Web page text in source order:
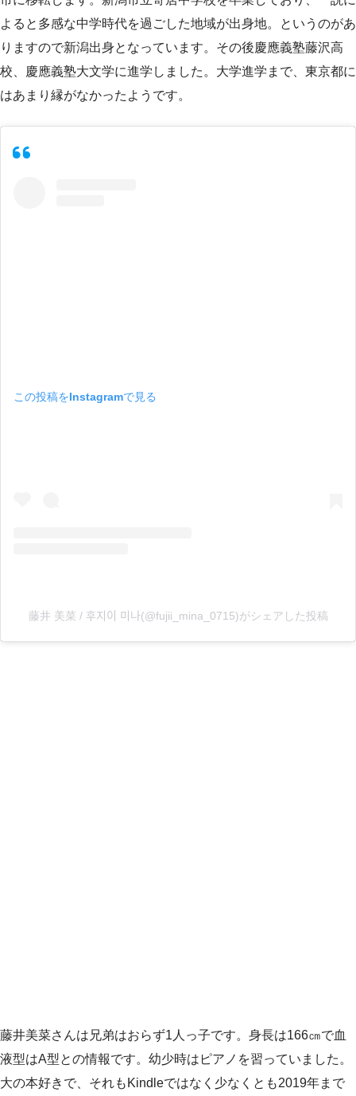
よると多感な中学時代を過ごした地域が出身地。というのがあ
りますので新潟出身となっています。その後慶應義塾藤沢高
校、慶應義塾大文学に進学しました。大学進学まで、東京都に
はあまり縁がなかったようです。
この投稿をInstagramで見る
藤井 美菜 / 후지이 미나(@fujii_mina_0715)がシェアした投稿
藤井美菜さんは兄弟はおらず1人っ子です。身長は166㎝で血
液型はA型との情報です。幼少時はピアノを習っていました。
大の本好きで、それもKindleではなく少なくとも2019年まで